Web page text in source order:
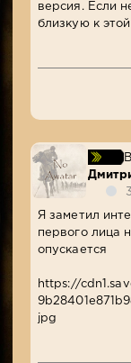
версия. Если
близкую к
Я заметил
первого лица
опускается
https://
jpg